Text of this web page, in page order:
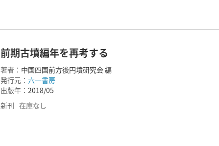
前期古墳編年を再考する
著者： 中国四国前方後円墳研究会 編
発行元： 六一書房
出版年： 2018/05
新刊 在庫なし